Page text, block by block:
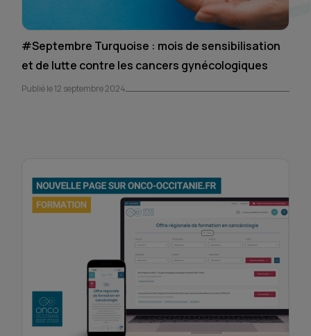
#Septembre Turquoise : mois de sensibilisation
et de lutte contre les cancers gynécologiques
Publié le 12 septembre 2024